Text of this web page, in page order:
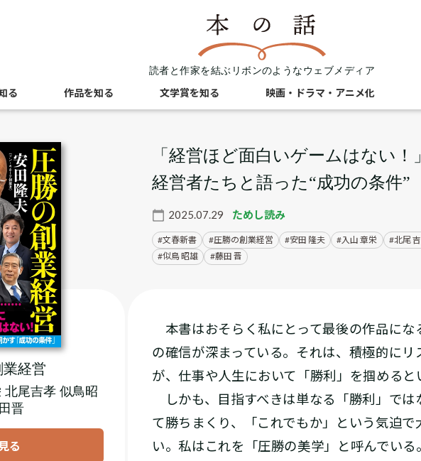
読者と作家を結ぶリボンのようなウェブメディア
る 作品を知る 文学賞を知る 映画・ドラマ・アニメ化
「経営ほど面白いゲームはない
経営者たちと語った“成功の条件”
2025.07.29 ためし読み
文春新書 圧勝の創業経営 安田 隆夫 入山 章栄
北尾
似鳥 昭雄
藤田 晋
経営
北尾吉孝 似鳥昭
晋
る
本書はおそらく私にとって最後の作品にな
の確信が深まっている。それは、積極的に
が、仕事や人生において「勝利」を掴めると
しかも、目指すべきは単なる「勝利」では
て勝ちまくり、「これでもか」という気迫
い。私はこれを「圧勝の美学」と呼んでい